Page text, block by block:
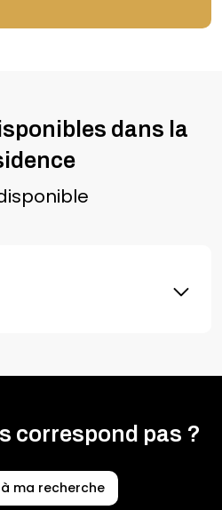
dans la
correspond pas ?
ma recherche